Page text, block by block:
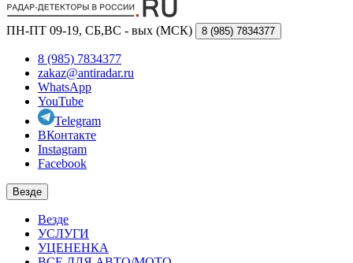
ПН-ПТ 09-19, СБ,ВС - вых (МСК) 8 (985) 7834377
8 (985) 7834377
zakaz@antiradar.ru
WhatsApp
YouTube
Telegram
ВКонтакте
Instagram
Facebook
Везде
Везде
УСЛУГИ
УЦЕНЕНКА